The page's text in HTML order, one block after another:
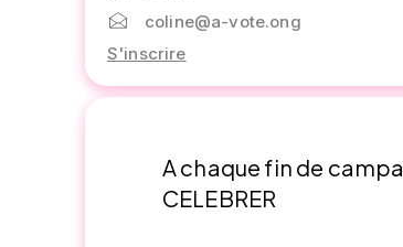
coline@a-vote.ong
S'inscrire
A chaque fin de
CELEBRER